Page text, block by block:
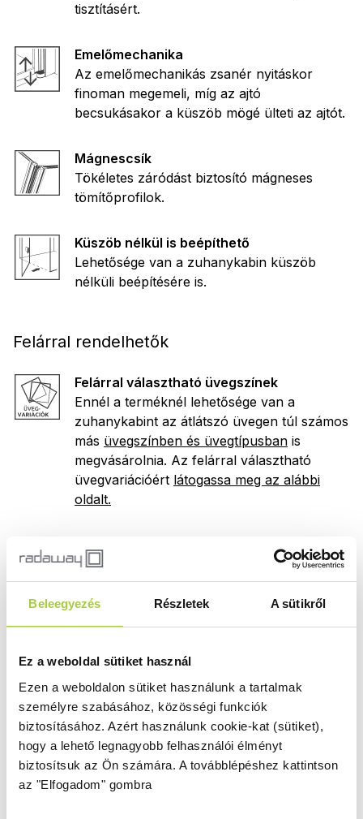
Beleegyezés Részletek A sütikről
Ez a weboldal sütiket használ
Ezen a weboldalon sütiket használunk a tartalmak
személyre szabásához, közösségi funkciók
biztosításához. Azért használunk cookie-kat (sütiket),
hogy a lehető legnagyobb felhasználói élményt
biztosítsuk az Ön számára. A továbblépéshez kattintson
az "Elfogadom" gombra
tisztításért.
Emelőmechanika
Az emelőmechanikás zsanér nyitáskor
finoman megemeli, míg az ajtó
becsukásakor a küszöb mögé ülteti az ajtót.
Mágnescsík
Tökéletes záródást biztosító mágneses
tömítőprofilok.
Küszöb nélkül is beépíthető
Lehetősége van a zuhanykabin küszöb
nélküli beépítésére is.
Felárral rendelhetők
Felárral választható üvegszínek
Ennél a terméknél lehetősége van a
zuhanykabint az átlátszó üvegen túl számos
más üvegszínben és üvegtípusban is
megvásárolnia. Az felárral választható
üvegvariációért látogassa meg az alábbi
oldalt.
variációit nézheti meg. Egyes kész termék
jelenti, hogy a rendelésnél több termékkód
megadására is szükség lehet. Ha a termék
kiválasztásában segítségre van szüksége,kérjen
segítséget szakértőnktől.
Zuhanykabin balos ajtók